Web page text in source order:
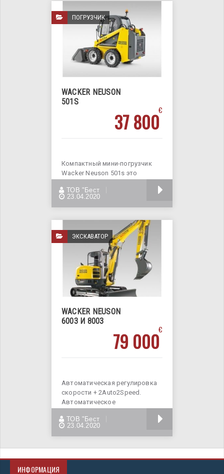
ПОГРУЗЧИК
WACKER NEUSON
501S
€
37 800
Компактный мини-погрузчик
Wacker Neuson 501s это
Использование в
ТОВ "Бест
23.04.2020
ЭКСКАВАТОР
WACKER NEUSON
6003 И 8003
€
79 000
Автоматическая регулировка
скорости + 2Auto2Speed.
Автоматическое
передачи
ТОВ "Бест
23.04.2020
ИНФОРМАЦИЯ